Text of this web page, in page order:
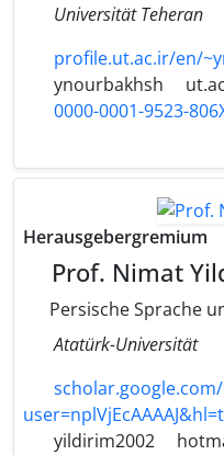
Universität Teheran
profile.ut.ac.ir/en/
ynourbakhsh
0000-0001-9523-
Herausgebergremium
Prof. Nimat
Persische Sprache
Atatürk-Universität
yildirim2002